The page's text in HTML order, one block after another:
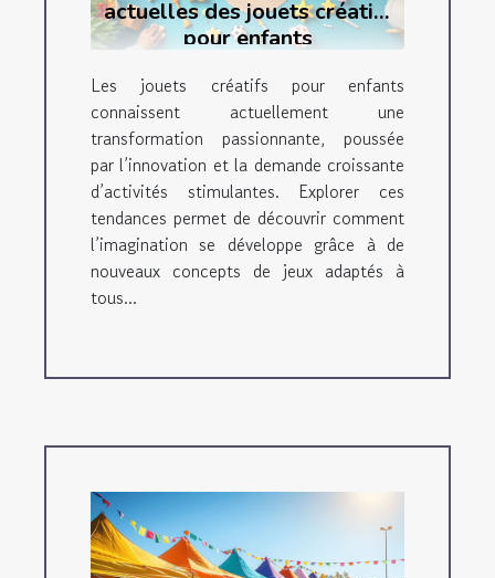
actuelles des jouets créatifs
pour enfants
Les jouets créatifs pour enfants
connaissent actuellement une
transformation passionnante, poussée
par l’innovation et la demande croissante
d’activités stimulantes. Explorer ces
tendances permet de découvrir comment
l’imagination se développe grâce à de
nouveaux concepts de jeux adaptés à
tous...